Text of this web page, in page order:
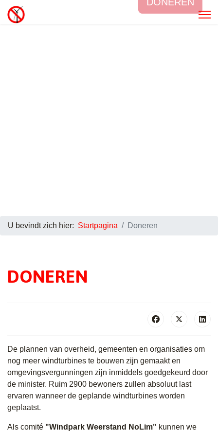
U bevindt zich hier: Startpagina Doneren
DONEREN
De plannen van overheid, gemeenten en organisaties om
nog meer windturbines te bouwen zijn gemaakt en
omgevingsvergunningen zijn inmiddels goedgekeurd door
de minister. Ruim 2900 bewoners zullen absoluut last
ervaren wanneer de geplande windturbines worden
geplaatst.
Als comité "Windpark Weerstand NoLim" kunnen we